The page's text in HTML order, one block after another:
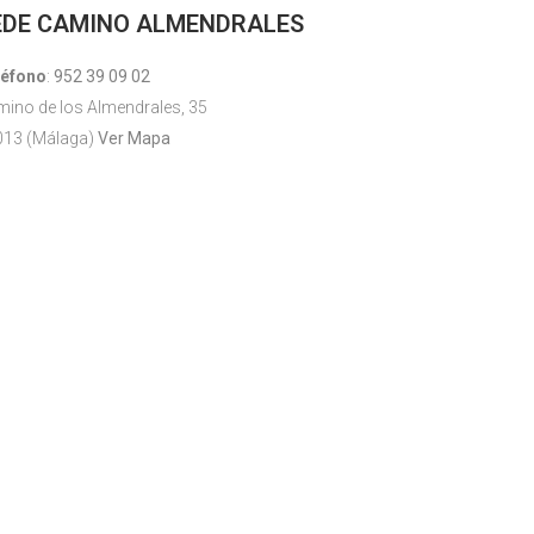
CAMINO ALMENDRALES
: 952 39 09 02
de los Almendrales, 35
(Málaga)Ver Mapa